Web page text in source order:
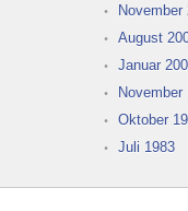
November
August
Januar
November
Oktober
Juli 1983